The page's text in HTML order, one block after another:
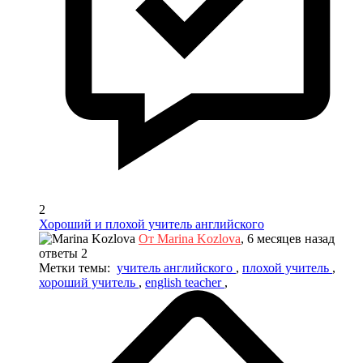
2
Хороший и плохой учитель английского
От Marina Kozlova, 6 месяцев назад
ответы 2
Метки темы: учитель английского , плохой учитель ,
хороший учитель , english teacher ,